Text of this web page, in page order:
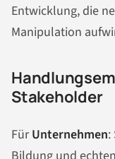
Entwicklung, die
Manipulation
Stakeholder
FürUnternehmen: